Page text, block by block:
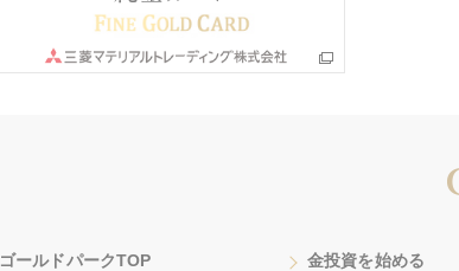
ゴールドパークTOP 金投資を始める